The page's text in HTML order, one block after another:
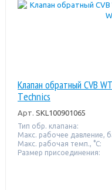
Клапан обратный CVB
Тechnics
Арт. SKL100901065
Тип обр. клапана:
Макс. рабочее давление,
Макс. рабочая темп., °С:
Размер присоединения: